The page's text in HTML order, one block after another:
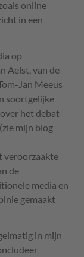
online
in een
op
Aelst, van de
Jan Meeus
soortgelijke
het debat
mijn blog
veroorzaakte
de
media en
gemaakt
in mijn